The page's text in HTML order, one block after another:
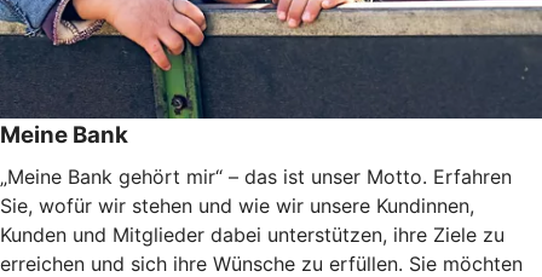
Meine Bank
„Meine Bank gehört mir“ – das ist unser Motto. Erfahren
Sie, wofür wir stehen und wie wir unsere Kundinnen,
Kunden und Mitglieder dabei unterstützen, ihre Ziele zu
erreichen und sich ihre Wünsche zu erfüllen. Sie möchten